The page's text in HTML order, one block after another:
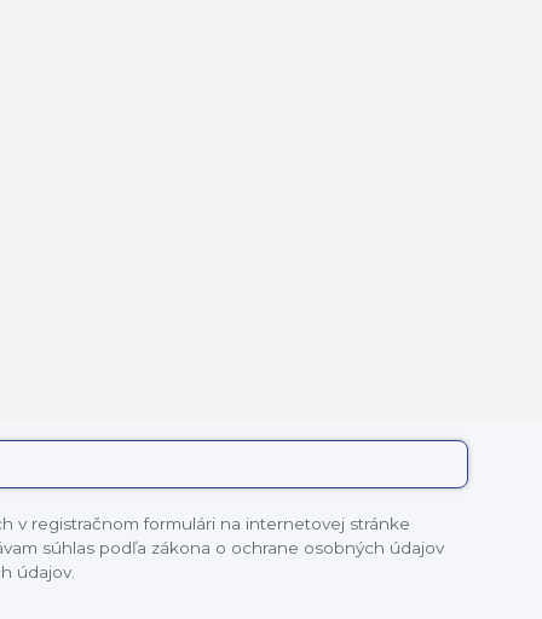
v registračnom formulári na internetovej stránke
súhlas podľa zákona o ochrane osobných údajov
údajov.